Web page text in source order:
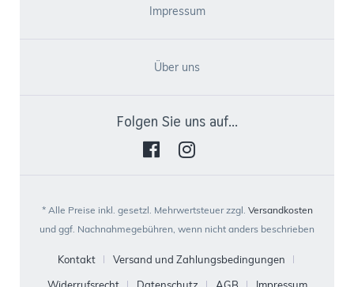
Impressum
Über uns
Folgen Sie uns auf...
* Alle Preise inkl. gesetzl. Mehrwertsteuer zzgl. Versandkosten
und ggf. Nachnahmegebühren, wenn nicht anders beschrieben
Kontakt
Versand und Zahlungsbedingungen